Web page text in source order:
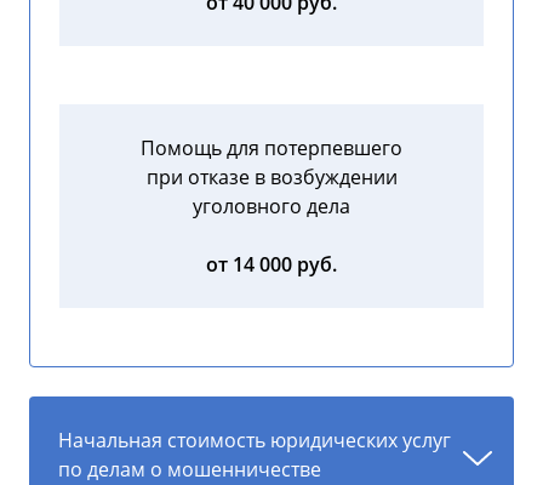
Помощь для потерпевшего
при отказе в возбуждении
уголовного дела
от 14 000 руб.
Начальная стоимость юридических услуг
по делам о мошенничестве